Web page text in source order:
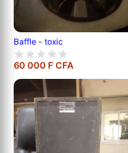
Baffle - toxic
60 000 F CFA